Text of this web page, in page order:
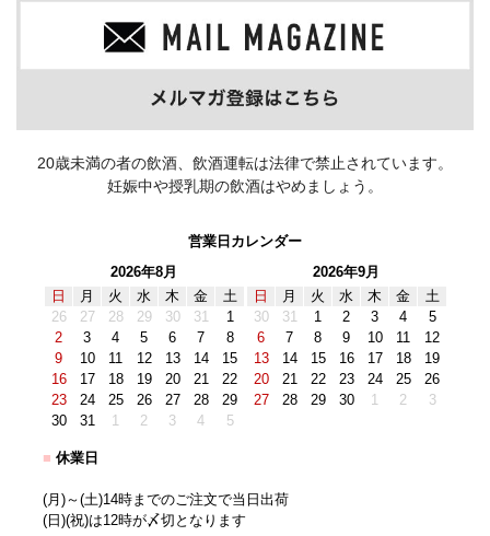
20歳未満の者の飲酒、飲酒運転は法律で禁止されています。
妊娠中や授乳期の飲酒はやめましょう。
営業日カレンダー
2026年8月
日
月 火 水 木 金
土
26
27 28 29 30 31
1
2
3 4 5 6 7
8
9
10 11 12 13 14
15
16
17 18 19 20 21
22
23
24 25 26 27 28
29
30
31 1 2 3 4 5
2026年9月
日
月 火 水 木 金
土
30
31 1 2 3 4
5
6
7 8 9 10 11
12
13
14 15 16 17 18
19
20
21 22 23 24 25
26
27
28 29 30 1 2 3
■ 休業日
(月)～(土)14時までのご注文で当日出荷
(日)(祝)は12時が〆切となります